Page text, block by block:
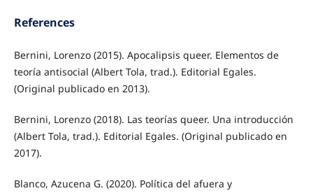
References
Bernini, Lorenzo (2015). Apocalipsis queer. Elementos de
teoría antisocial (Albert Tola, trad.). Editorial Egales.
(Original publicado en 2013).
Bernini, Lorenzo (2018). Las teorías queer. Una introducción
(Albert Tola, trad.). Editorial Egales. (Original publicado en
2017).
Blanco, Azucena G. (2020). Política del afuera y